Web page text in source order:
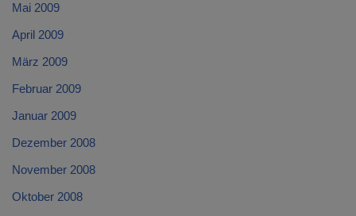
Mai 2009
April 2009
März 2009
Februar 2009
Januar 2009
Dezember 2008
November 2008
Oktober 2008